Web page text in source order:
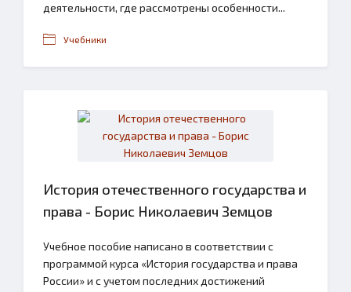
деятельности, где рассмотрены особенности...
Учебники
История отечественного государства и
права - Борис Николаевич Земцов
Учебное пособие написано в соответствии с
программой курса «История государства и права
России» и с учетом последних достижений